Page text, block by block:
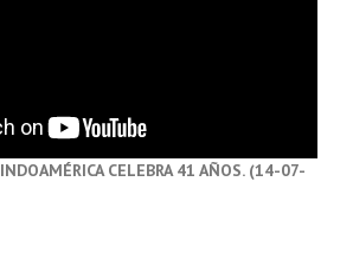
INDOAMÉRICA CELEBRA 41 AÑOS. (14-07-